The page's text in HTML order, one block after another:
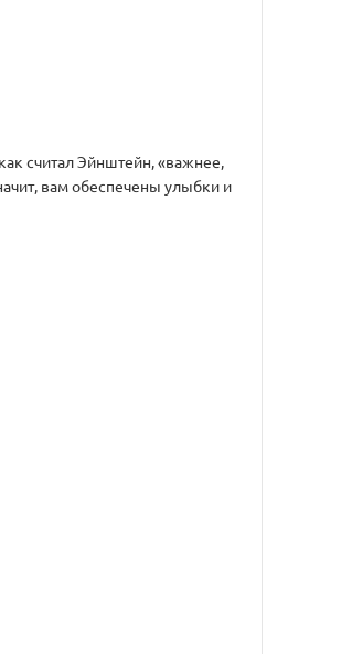
считал Эйнштейн, «важнее,
вам обеспечены улыбки и